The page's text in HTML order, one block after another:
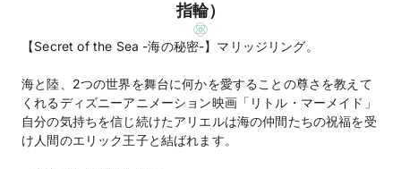
指輪）
【Secret of the Sea -海の秘密-】マリッジリング。
海と陸、2つの世界を舞台に何かを愛することの尊さを教えて
くれるディズニーアニメーション映画「リトル・マーメイド」
自分の気持ちを信じ続けたアリエルは海の仲間たちの祝福を受
け人間のエリック王子と結ばれます。